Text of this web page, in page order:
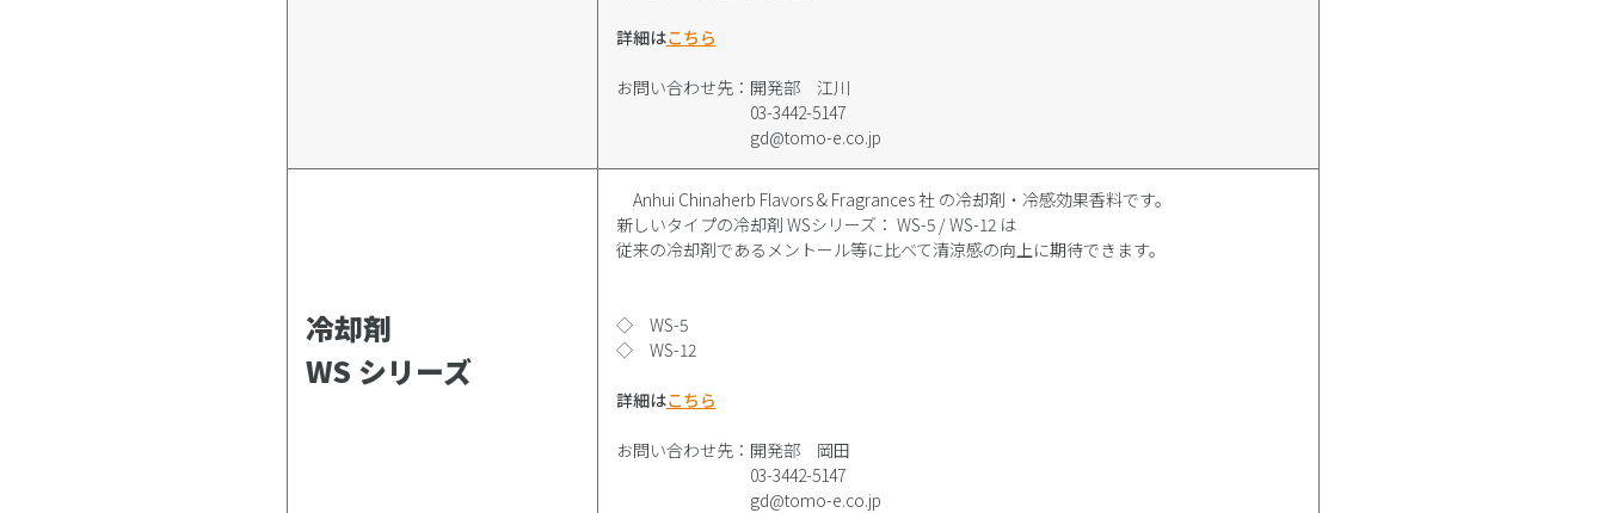
詳細はこちら
お問い合わせ先：開発部 江川
03-3442-5147
gd@tomo-e.co.jp
冷却剤
WS シリーズ
Anhui Chinaherb Flavors & Fragrances 社 の冷却剤・冷感効果香料です。
新しいタイプの冷却剤 WSシリーズ： WS-5 / WS-12 は
従来の冷却剤であるメントール等に比べて清涼感の向上に期待できます。
◇ WS-5
◇ WS-12
詳細はこちら
お問い合わせ先：開発部 岡田
03-3442-5147
gd@tomo-e.co.jp